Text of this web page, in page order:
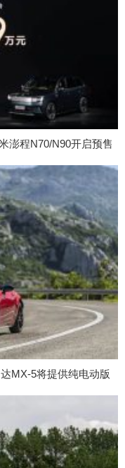
澎程N70/N90开启预售
MX-5将提供纯电动版